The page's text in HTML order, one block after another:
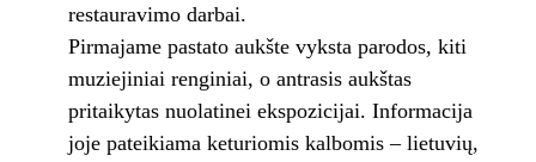
restauravimo darbai.
Pirmajame pastato aukšte vyksta parodos, kiti
muziejiniai renginiai, o antrasis aukštas
pritaikytas nuolatinei ekspozicijai. Informacija
joje pateikiama keturiomis kalbomis – lietuvių,